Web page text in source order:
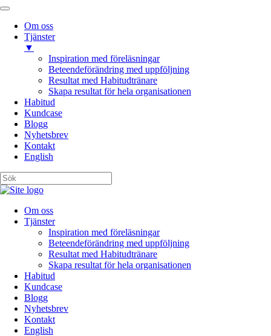
Om oss
Tjänster
▼
Inspiration med föreläsningar
Beteendeförändring med uppföljning
Resultat med Habitudtränare
Skapa resultat för hela organisationen
Habitud
Kundcase
Blogg
Nyhetsbrev
Kontakt
English
Om oss
Tjänster
Inspiration med föreläsningar
Beteendeförändring med uppföljning
Resultat med Habitudtränare
Skapa resultat för hela organisationen
Habitud
Kundcase
Blogg
Nyhetsbrev
Kontakt
English